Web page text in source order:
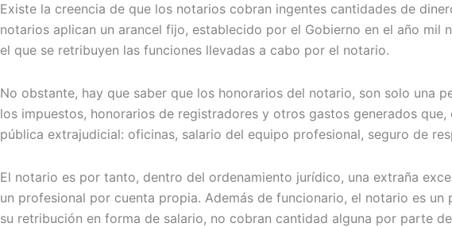
Existe la creencia de que los notarios cobran ingentes cantidades de
notarios aplican un arancel fijo, establecido por el Gobierno en el año
el que se retribuyen las funciones llevadas a cabo por el notario.
No obstante, hay que saber que los honorarios del notario, son solo una
los impuestos, honorarios de registradores y otros gastos generados
pública extrajudicial: oficinas, salario del equipo profesional, seguro de
El notario es por tanto, dentro del ordenamiento jurídico, una extraña
un profesional por cuenta propia. Además de funcionario, el notario es
su retribución en forma de salario, no cobran cantidad alguna por parte